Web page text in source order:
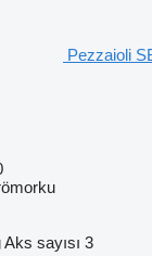
Pezzaioli
Aks sayısı 3